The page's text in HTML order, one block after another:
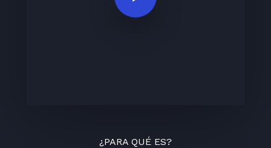
¿PARA QUÉ ES?